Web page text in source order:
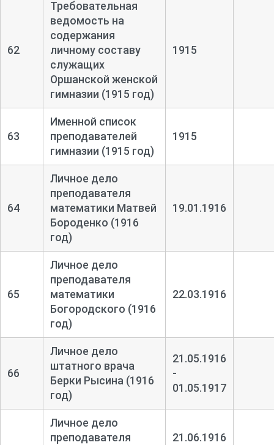
62
Требовательная
ведомость на
содержания
личному составу
служащих
Оршанской женской
гимназии (1915 год)
1915
63
Именной список
преподавателей
гимназии (1915 год)
1915
64
Личное дело
преподавателя
математики Матвей
Бороденко (1916
год)
19.01.1916
65
Личное дело
преподавателя
математики
Богородского (1916
год)
22.03.1916
66
Личное дело
штатного врача
Берки Рысина (1916
год)
21.05.1916
-
01.05.1917
Личное дело
преподавателя
21.06.1916